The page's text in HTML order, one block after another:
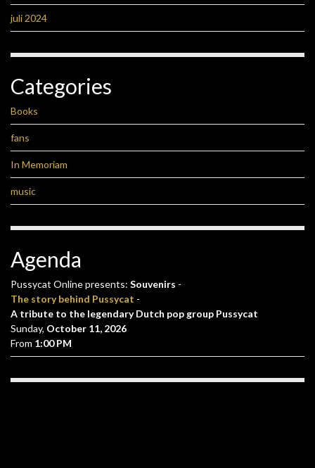
juli 2024
Categories
Books
fans
In Memoriam
music
Agenda
Pussycat Online presents: Souvenirs -
The story behind Pussycat -
A tribute to the legendary Dutch pop group Pussycat
Sunday, October 11, 2026
From 1:00 PM